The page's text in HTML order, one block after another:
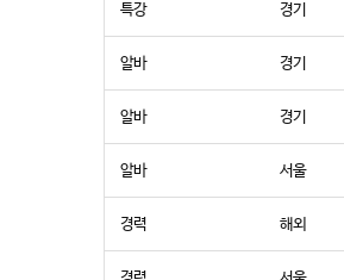
특강 경기
알바 경기
알바 경기
알바 서울
경력 해외